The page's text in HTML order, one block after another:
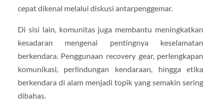
cepat dikenal melalui diskusi antarpenggemar.
Di sisi lain, komunitas juga membantu meningkatkan
kesadaran mengenai pentingnya keselamatan
berkendara. Penggunaan recovery gear, perlengkapan
komunikasi, perlindungan kendaraan, hingga etika
berkendara di alam menjadi topik yang semakin sering
dibahas.